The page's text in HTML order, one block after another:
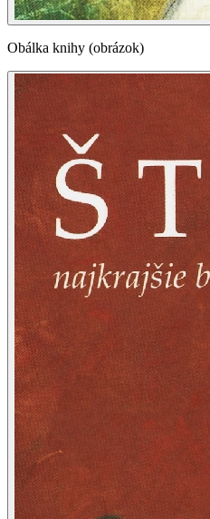
Obálka knihy (obrázok)